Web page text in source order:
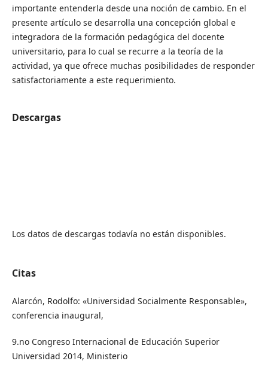
importante entenderla desde una noción de cambio. En el
presente artículo se desarrolla una concepción global e
integradora de la formación pedagógica del docente
universitario, para lo cual se recurre a la teoría de la
actividad, ya que ofrece muchas posibilidades de responder
satisfactoriamente a este requerimiento.
Descargas
Los datos de descargas todavía no están disponibles.
Citas
Alarcón, Rodolfo: «Universidad Socialmente Responsable»,
conferencia inaugural,
9.no Congreso Internacional de Educación Superior
Universidad 2014, Ministerio